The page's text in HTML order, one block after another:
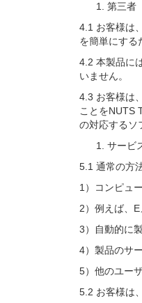
第三者
4.1 お客様は
を簡単にする
4.2 本製品に
いません。
4.3 お客様は
ことをNUTS
の対応するソ
サービ
5.1 通常の方
1）コンピュ
2）例えば、
3）自動的に
4）製品のサ
5）他のユー
5.2 お客様は